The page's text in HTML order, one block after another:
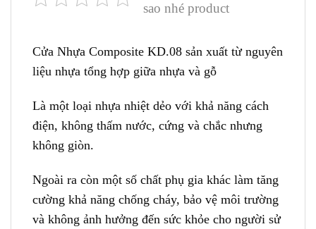
sao nhé product
Cửa Nhựa Composite KD.08 sản xuất từ nguyên
liệu nhựa tổng hợp giữa nhựa và gỗ
Là một loại nhựa nhiệt dẻo với khả năng cách
điện, không thấm nước, cứng và chắc nhưng
không giòn.
Ngoài ra còn một số chất phụ gia khác làm tăng
cường khả năng chống cháy, bảo vệ môi trường
và không ảnh hưởng đến sức khỏe cho người sử